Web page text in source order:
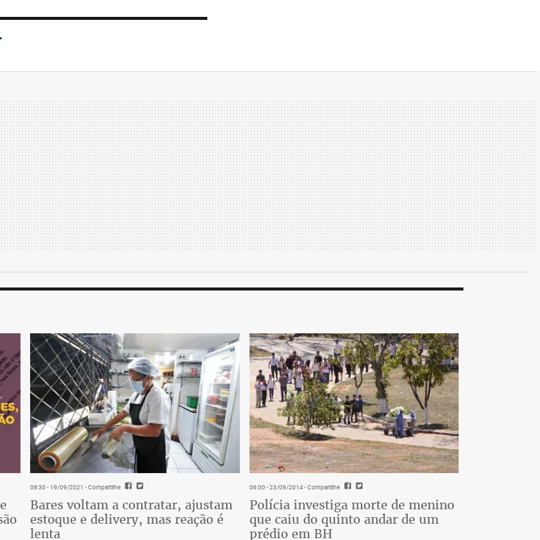
08:30 - 19/09/2021 - Compartilhe
Bares voltam a contratar, ajustam
estoque e delivery, mas reação é
lenta
06:00 - 23/09/2014- Compartilhe
Polícia investiga morte de menino
que caiu do quinto andar de um
prédio em BH